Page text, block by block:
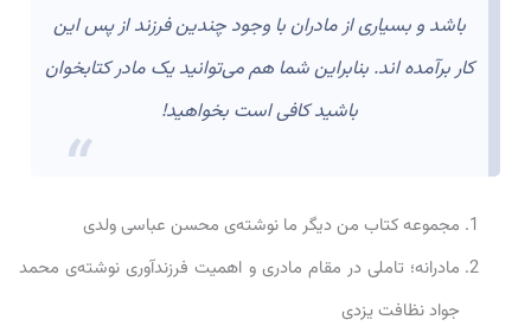
باشد و بسیاری از مادران با وجود چندین فرزند از پس این
کار برآمده اند. بنابراین شما هم می‌توانید یک مادر کتابخوان
باشید کافی است بخواهید!
مجموعه کتاب من دیگر ما نوشته‌ی محسن عباسی ولدی
مادرانه؛ تاملی در مقام مادری و اهمیت فرزندآوری نوشته‌ی محمد
جواد نظافت یزدی